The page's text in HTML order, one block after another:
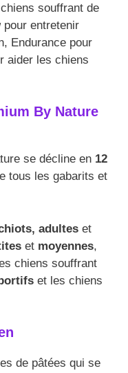
souffrant de
entretenir
Endurance pour
aider les chiens
By Nature
se décline en 12
tous les gabarits et
adultes et
et moyennes,
chiens souffrant
et les chiens
de pâtées qui se